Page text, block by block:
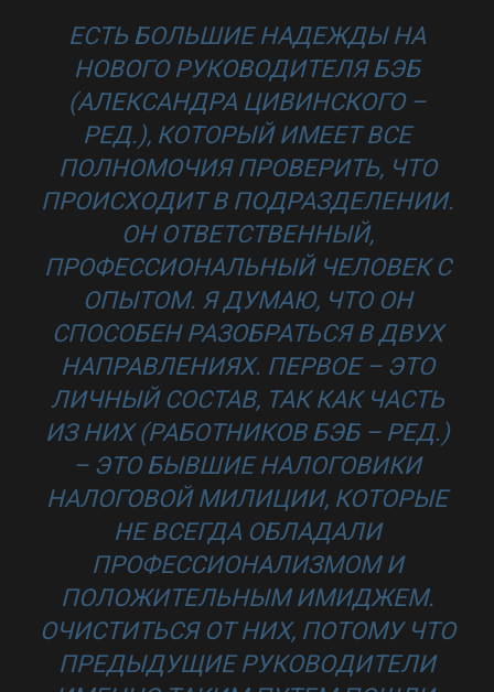
ЕСТЬ БОЛЬШИЕ НАДЕЖДЫ НА
НОВОГО РУКОВОДИТЕЛЯ БЭБ
(АЛЕКСАНДРА ЦИВИНСКОГО –
РЕД.), КОТОРЫЙ ИМЕЕТ ВСЕ
ПОЛНОМОЧИЯ ПРОВЕРИТЬ, ЧТО
ПРОИСХОДИТ В ПОДРАЗДЕЛЕНИИ.
ОН ОТВЕТСТВЕННЫЙ,
ПРОФЕССИОНАЛЬНЫЙ ЧЕЛОВЕК С
ОПЫТОМ. Я ДУМАЮ, ЧТО ОН
СПОСОБЕН РАЗОБРАТЬСЯ В ДВУХ
НАПРАВЛЕНИЯХ. ПЕРВОЕ – ЭТО
ЛИЧНЫЙ СОСТАВ, ТАК КАК ЧАСТЬ
ИЗ НИХ (РАБОТНИКОВ БЭБ – РЕД.)
– ЭТО БЫВШИЕ НАЛОГОВИКИ
НАЛОГОВОЙ МИЛИЦИИ, КОТОРЫЕ
НЕ ВСЕГДА ОБЛАДАЛИ
ПРОФЕССИОНАЛИЗМОМ И
ПОЛОЖИТЕЛЬНЫМ ИМИДЖЕМ.
ОЧИСТИТЬСЯ ОТ НИХ, ПОТОМУ ЧТО
ПРЕДЫДУЩИЕ РУКОВОДИТЕЛИ